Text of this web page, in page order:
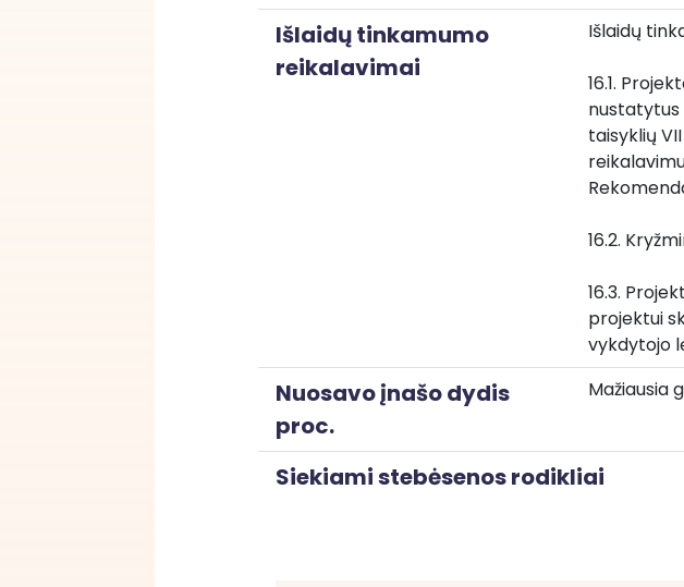
Išlaidų tinkamumo
reikalavimai
Išlaidų
16.1.
taisyklių
16.2.
16.3.
projektui
vykdytojo
Nuosavo įnašo dydis
proc.
Mažiausia
Siekiami stebėsenos rodikliai